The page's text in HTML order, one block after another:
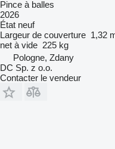
Pince à balles
2026
État neuf
Largeur de couverture 1,32
net à vide 225 kg
Pologne, Zdany
DC Sp. z o.o.
Contacter le vendeur